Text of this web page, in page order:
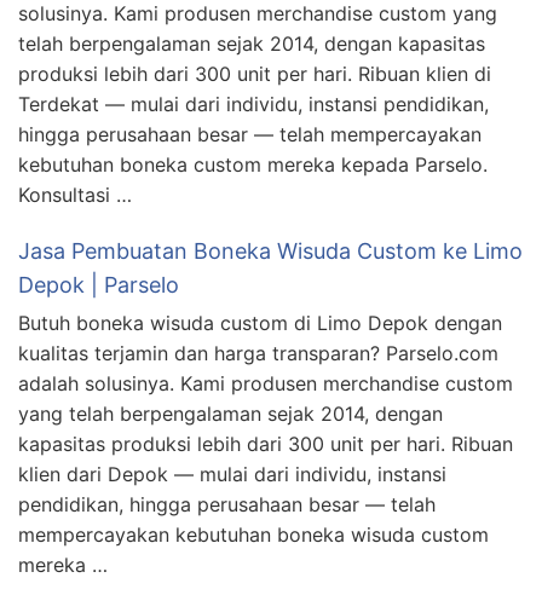
solusinya. Kami produsen merchandise custom yang
telah berpengalaman sejak 2014, dengan kapasitas
produksi lebih dari 300 unit per hari. Ribuan klien di
Terdekat — mulai dari individu, instansi pendidikan,
hingga perusahaan besar — telah mempercayakan
kebutuhan boneka custom mereka kepada Parselo.
Konsultasi …
Jasa Pembuatan Boneka Wisuda Custom ke Limo
Depok | Parselo
Butuh boneka wisuda custom di Limo Depok dengan
kualitas terjamin dan harga transparan? Parselo.com
adalah solusinya. Kami produsen merchandise custom
yang telah berpengalaman sejak 2014, dengan
kapasitas produksi lebih dari 300 unit per hari. Ribuan
klien dari Depok — mulai dari individu, instansi
pendidikan, hingga perusahaan besar — telah
mempercayakan kebutuhan boneka wisuda custom
mereka …